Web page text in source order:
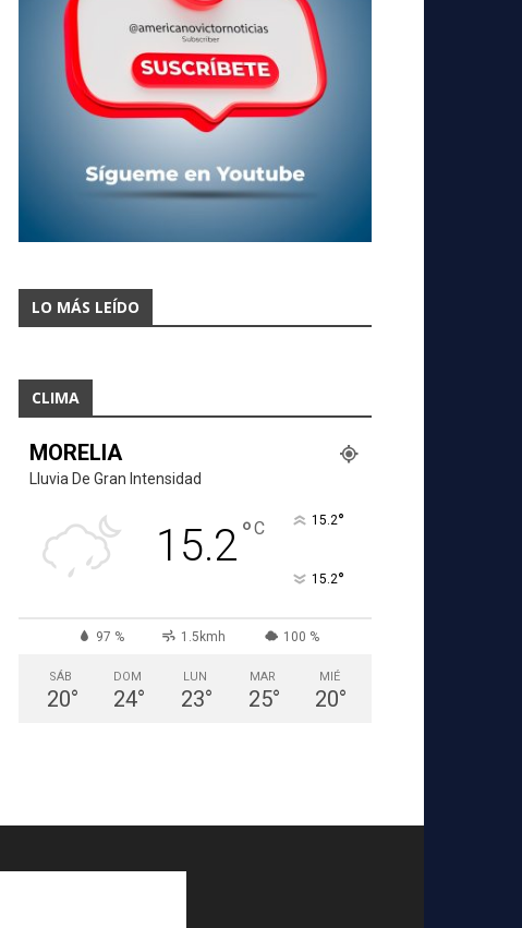
LO MÁS LEÍDO
CLIMA
MORELIA
Lluvia De Gran Intensidad
15.2°C 15.2°
15.2°
97 % 1.5kmh 100 %
SÁB
20°
DOM
24°
LUN
23°
MAR
25°
MIÉ
20°